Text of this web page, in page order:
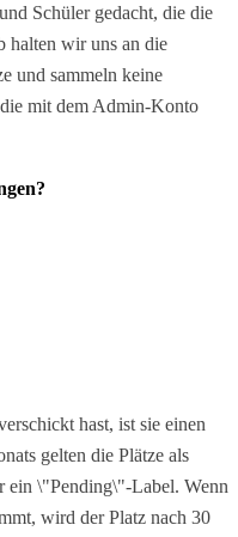
Schüler gedacht, die die
halten wir uns an die
und sammeln keine
mit dem Admin-Konto
hast, ist sie einen
gelten die Plätze als
ein \"Pending\"-Label. Wenn
wird der Platz nach 30